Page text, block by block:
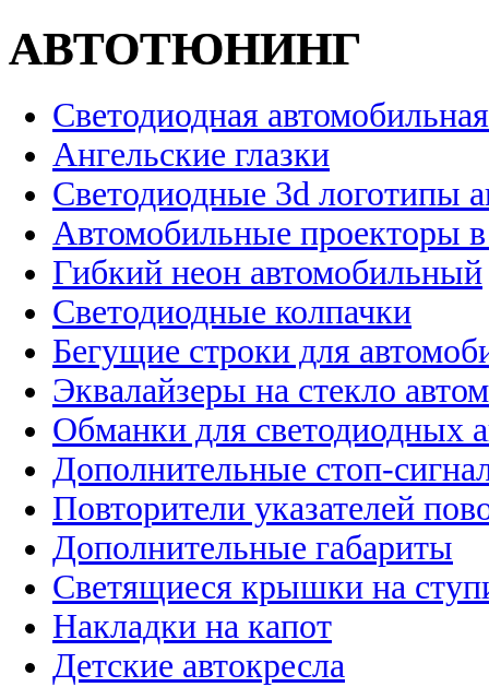
АВТОТЮНИНГ
Светодиодная
Ангельские глазки
Светодиодные 3d логотипы
Автомобильные проекторы
Гибкий неон автомобильный
Светодиодные колпачки
Бегущие строки для
Эквалайзеры на стекло
Обманки для светодиодных
Дополнительные стоп-
Повторители указателей
Дополнительные габариты
Светящиеся крышки на
Накладки на капот
Детские автокресла